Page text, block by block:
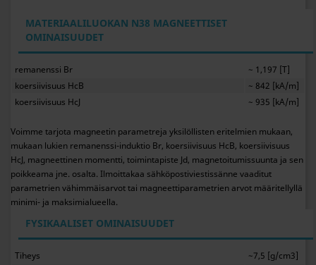
MATERIAALILUOKAN N38 MAGNEETTISET
OMINAISUUDET
remanenssi Br
~ 1,197 [T]
koersiivisuus HcB
~ 842 [kA/m]
koersiivisuus HcJ
~ 935 [kA/m]
Voimme tarjota magneetin parametreja yksilöllisten eritelmien mukaan,
mukaan lukien remanenssi-induktio Br, koersiivisuus HcB, koersiivisuus
HcJ, magneettinen momentti, toimintapiste Jd, magnetoitumissuunta ja sen
poikkeama jne. osalta. Ilmoittakaa sähköpostiviestissänne vaaditut
parametrien vähimmäisarvot tai magneettiparametrien arvot määritellyllä
minimi- ja maksimialueella.
FYSIKAALISET OMINAISUUDET
Tiheys
~7,5 [g/cm3]